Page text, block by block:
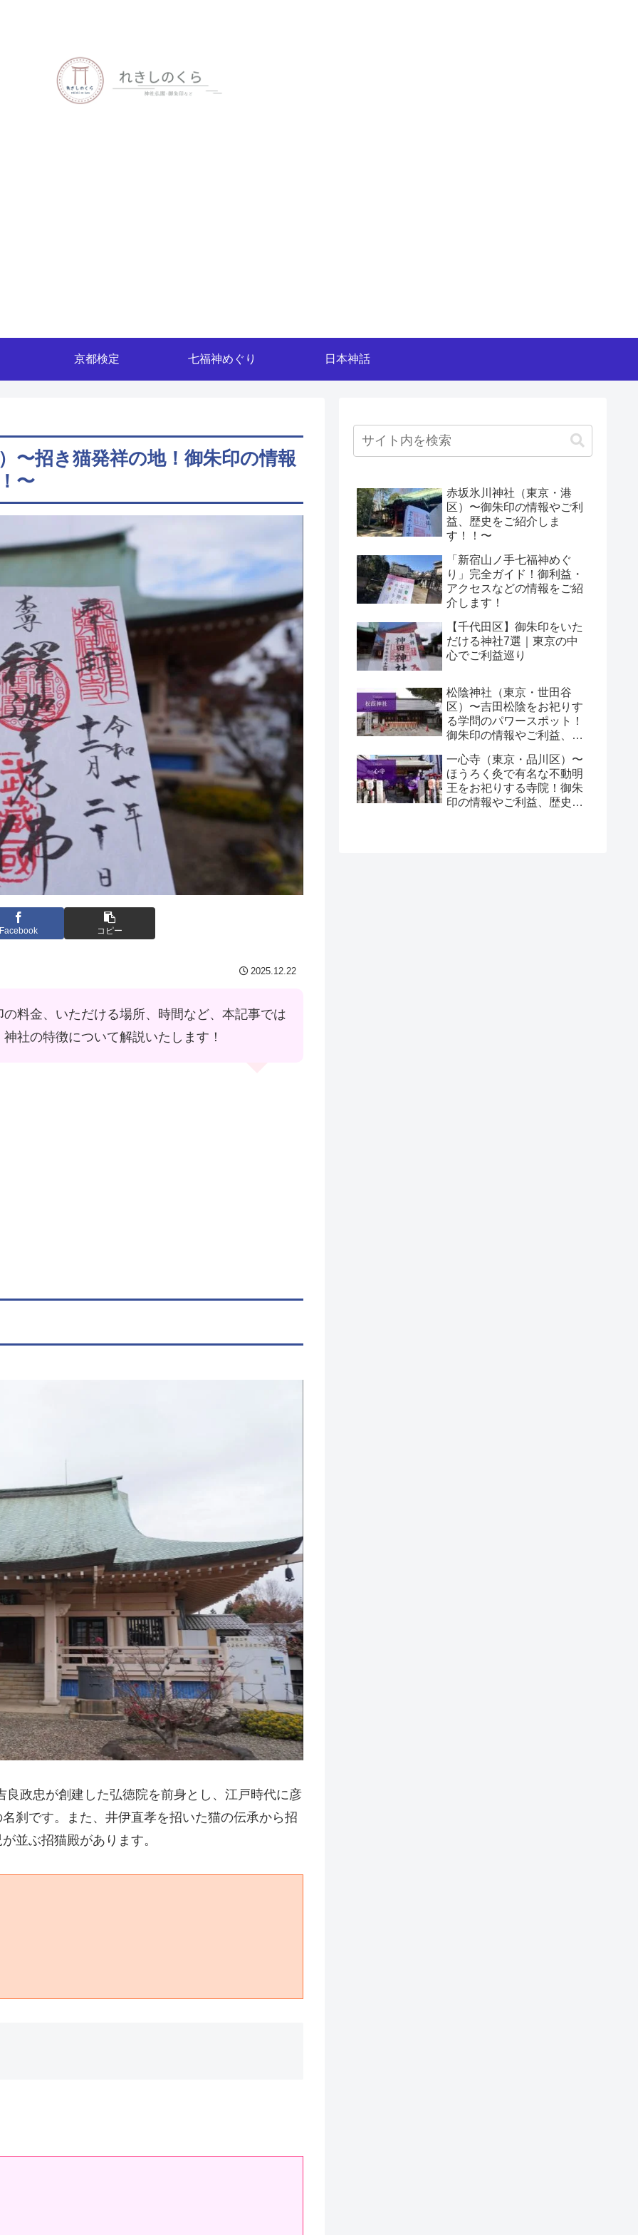
京都検定 七福神めぐり 日本神話
〜招き猫発祥の地！御朱印の情報
〜
Facebook コピー
2025.12.22
料金、いただける場所、時間など、本記事では
社の特徴について解説いたします！
政忠が創建した弘徳院を前身とし、江戸時代に彦
刹です。また、井伊直孝を招いた猫の伝承から招
並ぶ招猫殿があります。
赤坂氷川神社（東京・港
区）〜御朱印の情報やご利
益、歴史をご紹介しま
す！！〜
「新宿山ノ手七福神めぐ
り」完全ガイド！御利益・
アクセスなどの情報をご紹
介します！
【千代田区】御朱印をいた
だける神社7選｜東京の中
心でご利益巡り
松陰神社（東京・世田谷
区）〜吉田松陰をお祀りす
る学問のパワースポット！
御朱印の情報やご利益、歴
一心寺（東京・品川区）〜
ほうろく灸で有名な不動明
王をお祀りする寺院！御朱
印の情報やご利益、歴史を